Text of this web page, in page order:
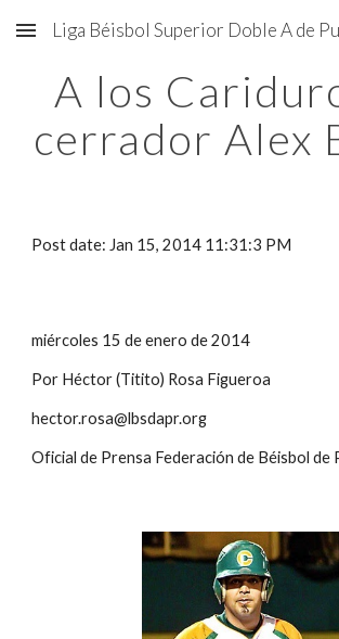
Skip to main content
Liga Béisbol Superior Doble A de
A los
cerrador Alex
Post date: Jan 15, 2014 11:31:3 PM
miércoles 15 de enero de 2014
Por Héctor (Titito) Rosa Figueroa
hector.rosa@lbsdapr.org
Oficial de Prensa Federación de Béisbol de